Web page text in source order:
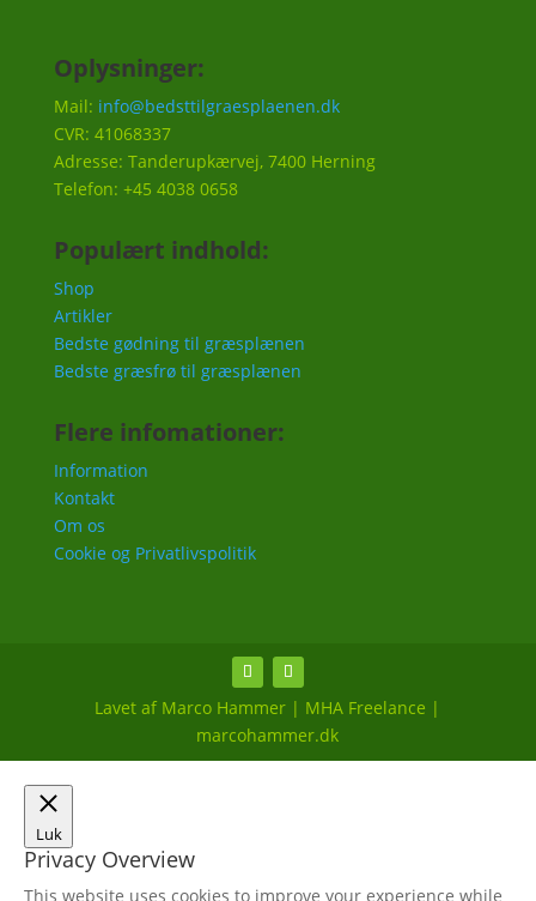
Oplysninger:
Mail: info@bedsttilgraesplaenen.dk
CVR: 41068337
Adresse: Tanderupkærvej, 7400 Herning
Telefon: +45 4038 0658
Populært indhold:
Shop
Artikler
Bedste gødning til græsplænen
Bedste græsfrø til græsplænen
Flere infomationer:
Information
Kontakt
Om os
Cookie og Privatlivspolitik
Lavet af Marco Hammer | MHA Freelance |
marcohammer.dk
Luk
Privacy Overview
This website uses cookies to improve your experience while